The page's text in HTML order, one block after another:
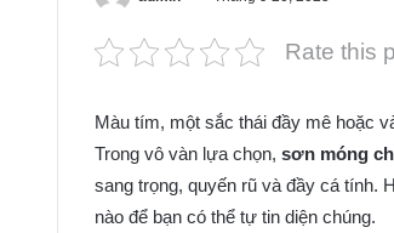
Rate this
Màu tím, một sắc thái đầy mê hoặc
Trong vô vàn lựa chọn, sơn móng
sang trọng, quyến rũ và đầy cá tính.
nào để bạn có thể tự tin diện chúng.